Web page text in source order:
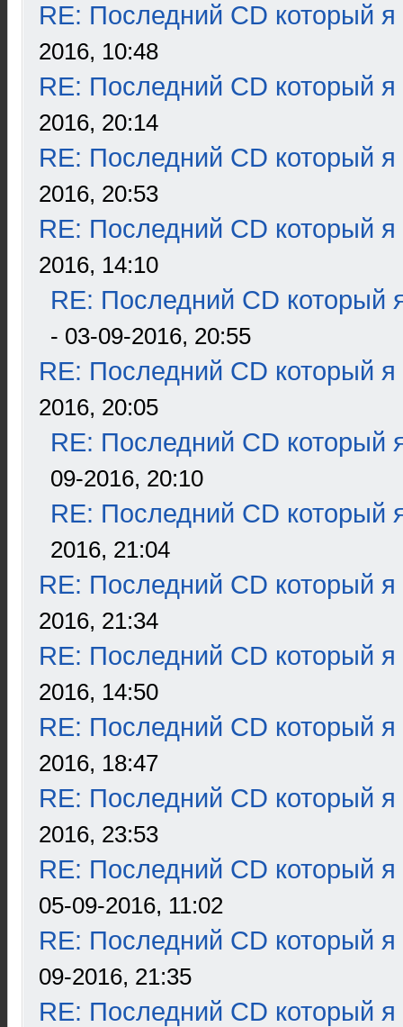
RE: Последний CD который я
2016, 10:48
RE: Последний CD который я
2016, 20:14
RE: Последний CD который я
2016, 20:53
RE: Последний CD который я
2016, 14:10
RE: Последний CD который
- 03-09-2016, 20:55
RE: Последний CD который я
2016, 20:05
RE: Последний CD который
09-2016, 20:10
RE: Последний CD который
2016, 21:04
RE: Последний CD который я
2016, 21:34
RE: Последний CD который я
2016, 14:50
RE: Последний CD который я
2016, 18:47
RE: Последний CD который я
2016, 23:53
RE: Последний CD который я
05-09-2016, 11:02
RE: Последний CD который я
09-2016, 21:35
RE: Последний CD который я